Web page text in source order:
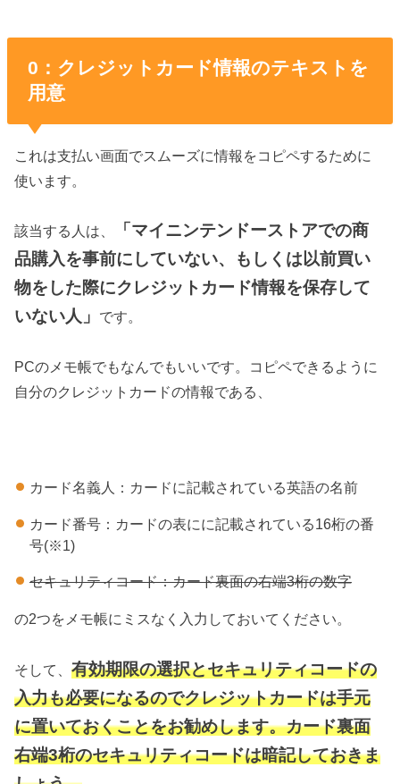
0：クレジットカード情報のテキストを
用意
これは支払い画面でスムーズに情報をコピペするために
使います。
該当する人は、
「マイニンテンドーストアでの商
品購入を事前にしていない、もしくは以前買い
物をした際にクレジットカード情報を保存して
いない人」
です。
PCのメモ帳でもなんでもいいです。コピペできるように
自分のクレジットカードの情報である、
カード名義人：カードに記載されている英語の名前
カード番号：カードの表にに記載されている16桁の番
号(※1)
セキュリティコード：カード裏面の右端3桁の数字
の2つをメモ帳にミスなく入力しておいてください。
そして、有効期限の選択とセキュリティコードの
入力も必要になるのでクレジットカードは手元
に置いておくことをお勧めします。カード裏面
右端3桁のセキュリティコードは暗記しておきま